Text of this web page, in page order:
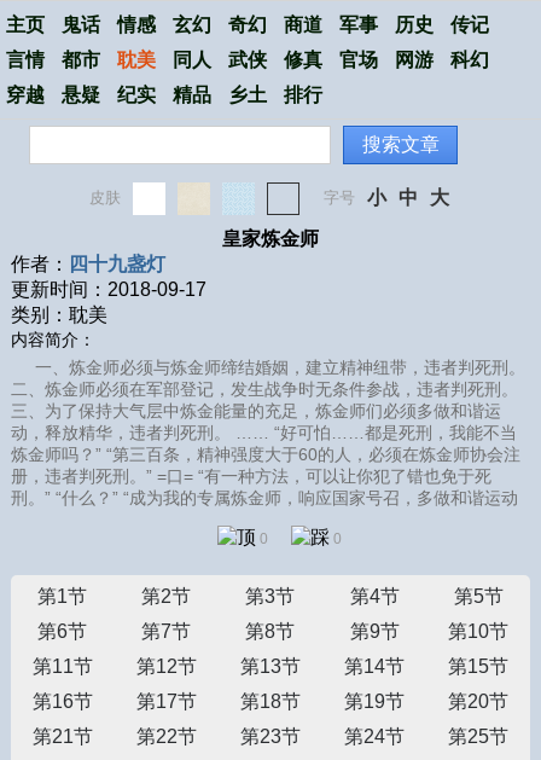
主页 鬼话 情感 玄幻 奇幻 商道 军事 历史
传记
言情
都市 耽美 同人 武侠 修真 官场 网游
科幻
穿越
悬疑 纪实 精品 乡土 排行
搜索文章
皮肤 字号 小 中
大
皇家炼金师
作者： 四十九盏灯
更新时间：2018-09-17
类别：耽美
内容简介：
一、炼金师必须与炼金师缔结婚姻，建立精神纽带，违者判死刑。
二、炼金师必须在军部登记，发生战争时无条件参战，违者判死刑。
三、为了保持大气层中炼金能量的充足，炼金师们必须多做和谐运
动，释放精华，违者判死刑。 …… “好可怕……都是死刑，我能不当
炼金师吗？” “第三百条，精神强度大于60的人，必须在炼金师协会注
册，违者判死刑。” =口= “有一种方法，可以让你犯了错也免于死
刑。” “什么？” “成为我的专属炼金师，响应国家号召，多做和谐运动
0 0
第1节 第2节 第3节 第4节
第5节
第6节
第7节 第8节 第9节
第10节
第11节
第12节 第13节 第14节
第15节
第16节
第17节 第18节 第19节
第20节
第21节
第22节 第23节 第24节
第25节